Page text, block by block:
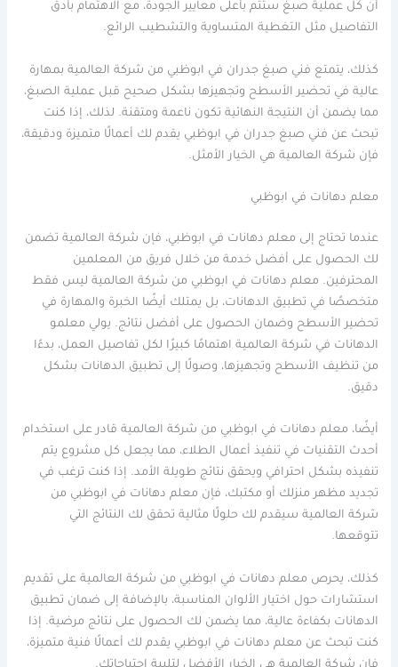
أن كل عملية صبغ ستتم بأعلى معايير الجودة، مع الاهتمام بأدق
التفاصيل مثل التغطية المتساوية والتشطيب الرائع.
كذلك، يتمتع فني صبغ جدران في ابوظبي من شركة العالمية بمهارة
عالية في تحضير الأسطح وتجهيزها بشكل صحيح قبل عملية الصبغ،
مما يضمن أن النتيجة النهائية تكون ناعمة ومتقنة. لذلك، إذا كنت
تبحث عن فني صبغ جدران في ابوظبي يقدم لك أعمالًا متميزة ودقيقة،
فإن شركة العالمية هي الخيار الأمثل.
معلم دهانات في ابوظبي
عندما تحتاج إلى معلم دهانات في ابوظبي، فإن شركة العالمية تضمن
لك الحصول على أفضل خدمة من خلال فريق من المعلمين
المحترفين. معلم دهانات في ابوظبي من شركة العالمية ليس فقط
متخصصًا في تطبيق الدهانات، بل يمتلك أيضًا الخبرة والمهارة في
تحضير الأسطح وضمان الحصول على أفضل نتائج. يولي معلمو
الدهانات في شركة العالمية اهتمامًا كبيرًا لكل تفاصيل العمل، بدءًا
من تنظيف الأسطح وتجهيزها، وصولًا إلى تطبيق الدهانات بشكل
دقيق.
أيضًا، معلم دهانات في ابوظبي من شركة العالمية قادر على استخدام
أحدث التقنيات في تنفيذ أعمال الطلاء، مما يجعل كل مشروع يتم
تنفيذه بشكل احترافي ويحقق نتائج طويلة الأمد. إذا كنت ترغب في
تجديد مظهر منزلك أو مكتبك، فإن معلم دهانات في ابوظبي من
شركة العالمية سيقدم لك حلولًا مثالية تحقق لك النتائج التي
تتوقعها.
كذلك، يحرص معلم دهانات في ابوظبي من شركة العالمية على تقديم
استشارات حول اختيار الألوان المناسبة، بالإضافة إلى ضمان تطبيق
الدهانات بكفاءة عالية، مما يضمن لك الحصول على نتائج مرضية. إذا
كنت تبحث عن معلم دهانات في ابوظبي يقدم لك أعمالًا فنية متميزة،